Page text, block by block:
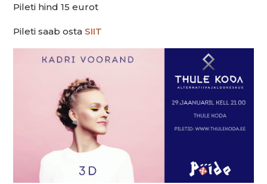
Pileti hind 15 eurot
Pileti saab osta SIIT